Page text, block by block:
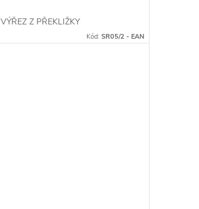
VÝŘEZ Z PŘEKLIŽKY
Kód: SR05/2 - EAN